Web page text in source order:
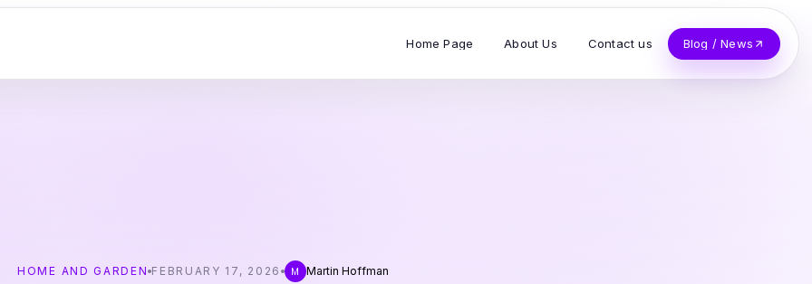
Home Page About Us Contact us Blog / News
HOME AND GARDEN FEBRUARY 17, 2026 M Martin Hoffman